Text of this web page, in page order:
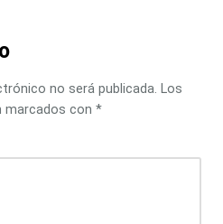
no será publicada. Los
marcados con *